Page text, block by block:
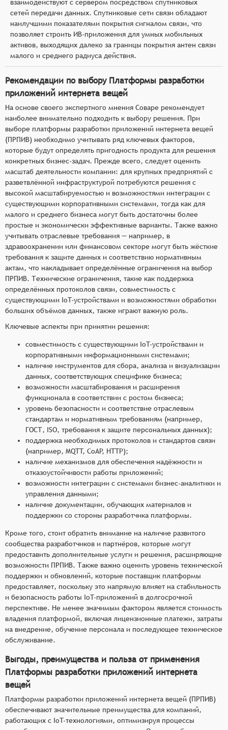
взаимодействуют с сервером посредством спутниковых
сетей передачи данных. Спутниковые сети связи обладают
наилучшими показателями покрытия сигналом связи, что
позволяет строить ИВ-приложения для умных мобильных
активов, выходящих далеко за границы покрытия антен связи
малого и среднего радиуса действия.
Рекомендации по выбору Платформы разработки
приложений интернета вещей
На основе своего экспертного мнения Соваре рекомендует
наиболее внимательно подходить к выбору решения. При
выборе платформы разработки приложений интернета вещей
(ПРПИВ) необходимо учитывать ряд ключевых факторов,
которые будут определять пригодность продукта для решения
конкретных бизнес-задач. Прежде всего, следует оценить
масштаб деятельности компании: для крупных предприятий с
разветвлённой инфраструктурой потребуются решения с
высокой масштабируемостью и возможностями интеграции с
существующими корпоративными системами, тогда как для
малого и среднего бизнеса могут быть достаточны более
простые и экономически эффективные варианты. Также важно
учитывать отраслевые требования — например, в
здравоохранении или финансовом секторе могут быть жёсткие
требования к защите данных и соответствию нормативным
актам, что накладывает определённые ограничения на выбор
ПРПИВ. Технические ограничения, такие как поддержка
определённых протоколов связи, совместимость с
существующими IoT-устройствами и возможностями обработки
больших объёмов данных, также играют важную роль.
Ключевые аспекты при принятии решения:
совместимость с существующими IoT-устройствами и
корпоративными информационными системами;
наличие инструментов для сбора, анализа и визуализации
данных, соответствующих специфике бизнеса;
возможности масштабирования и расширения
функционала в соответствии с ростом бизнеса;
уровень безопасности и соответствие отраслевым
стандартам и нормативным требованиям (например,
ГОСТ, ISO, требования к защите персональных данных);
поддержка необходимых протоколов и стандартов связи
(например, MQTT, CoAP, HTTP);
наличие механизмов для обеспечения надёжности и
отказоустойчивости работы приложений;
возможности интеграции с системами бизнес-аналитики и
управления данными;
наличие документации, обучающих материалов и
поддержки со стороны разработчика платформы.
Кроме того, стоит обратить внимание на наличие развитого
сообщества разработчиков и партнёров, которые могут
предоставить дополнительные услуги и решения, расширяющие
возможности ПРПИВ. Также важно оценить уровень технической
поддержки и обновлений, которые поставщик платформы
предоставляет, поскольку это напрямую влияет на стабильность
и безопасность работы IoT-приложений в долгосрочной
перспективе. Не менее значимым фактором является стоимость
владения платформой, включая лицензионные платежи, затраты
на внедрение, обучение персонала и последующее техническое
обслуживание.
Выгоды, преимущества и польза от применения
Платформы разработки приложений интернета
вещей
Платформы разработки приложений интернета вещей (ПРПИВ)
обеспечивают значительные преимущества для компаний,
работающих с IoT-технологиями, оптимизируя процессы